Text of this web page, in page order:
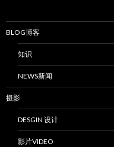
BLOG博客
知识
NEWS新闻
摄影
DESGIN 设计
影片VIDEO